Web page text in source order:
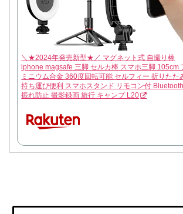
＼★2024年発売新型★／ マグネット式 自撮り棒
iphone magsafe 三脚 セルカ棒 スマホ三脚 105cm
ミニウム合金 360度回転可能 セルフィー 折りたた
持ち運び便利 スマホスタンド リモコン付
振れ防止 撮影録画 旅行 キャンプ L20